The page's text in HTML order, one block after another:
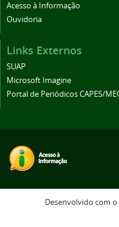
Acesso à Informação
Ouvidoria
Links Externos
SUAP
Microsoft Imagine
Portal de Periódicos CAPES/
Desenvolvido com